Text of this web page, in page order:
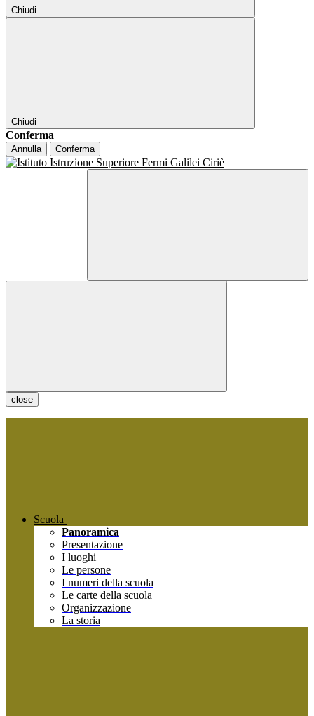
Chiudi
Chiudi
Conferma
Annulla Conferma
close
Scuola
Panoramica
Presentazione
I luoghi
Le persone
I numeri della scuola
Le carte della scuola
Organizzazione
La storia